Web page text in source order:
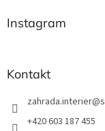
Instagram
Kontakt
zahrada.interier@
+420 603 187 455